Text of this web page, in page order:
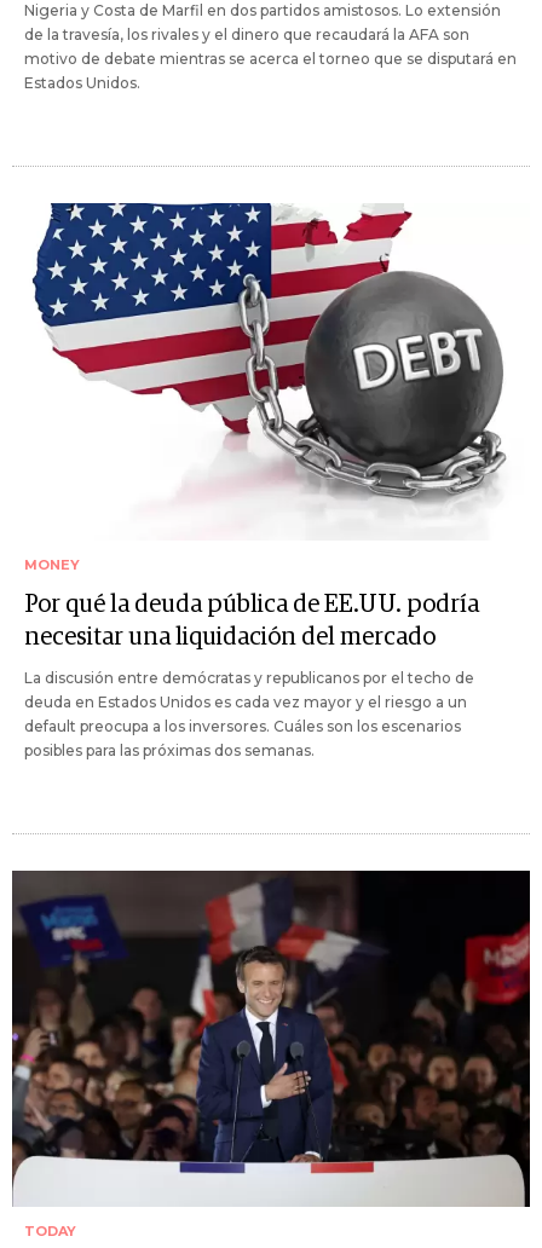
Nigeria y Costa de Marfil en dos partidos amistosos. Lo extensión
de la travesía, los rivales y el dinero que recaudará la AFA son
motivo de debate mientras se acerca el torneo que se disputará en
Estados Unidos.
MONEY
Por qué la deuda pública de EE.UU. podría
necesitar una liquidación del mercado
La discusión entre demócratas y republicanos por el techo de
deuda en Estados Unidos es cada vez mayor y el riesgo a un
default preocupa a los inversores. Cuáles son los escenarios
posibles para las próximas dos semanas.
TODAY